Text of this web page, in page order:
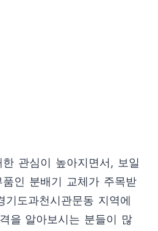
관심이 높아지면서, 보일
인 분배기 교체가 주목받
기도과천시관문동 지역에
을 알아보시는 분들이 많